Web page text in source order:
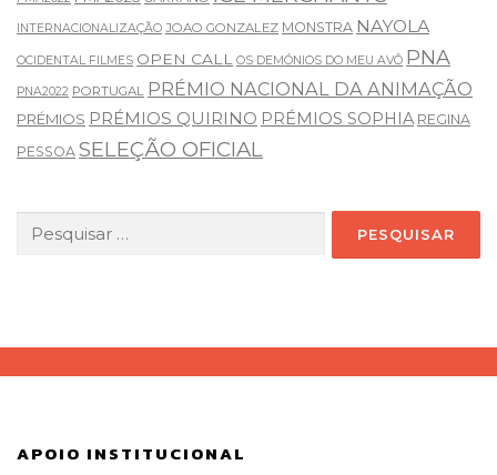
INTERNACIONALIZAÇÃO JOAO GONZALEZ MONSTRA NAYOLA
OCIDENTAL FILMES OPEN CALL OS DEMÓNIOS DO MEU AVÔ PNA
PNA2022 PORTUGAL PRÉMIO NACIONAL DA ANIMAÇÃO
PRÉMIOS PRÉMIOS QUIRINO PRÉMIOS SOPHIA REGINA
PESSOA SELEÇÃO OFICIAL
por:
APOIO INSTITUCIONAL